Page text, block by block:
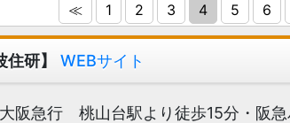
≪
1 2 3 4 5 6
住研】 WEBサイト
阪急行 桃山台駅より徒歩15分・阪